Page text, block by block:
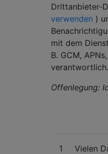
Drittanbieter-
verwenden )
mit dem
B. GCM, APNs,
verantwortlich.
Offenlegung:
1
Vielen